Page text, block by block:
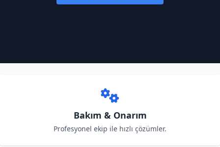
Bakım & Onarım
Profesyonel ekip ile hızlı çözümler.